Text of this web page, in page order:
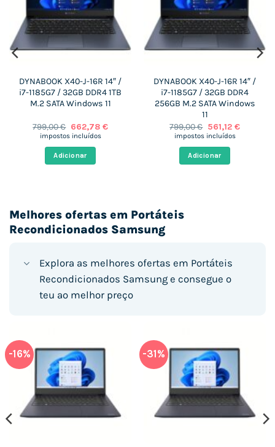
DYNABOOK X40-J-16R 14″ /
i7-1185G7 / 32GB DDR4 1TB
M.2 SATA Windows 11
799,00€ O
preço
era:
799,00 €.
662,78 €O
impostos incluídos
Adicionar
DYNABOOK X40-J-16R 14″ /
i7-1185G7 / 32GB DDR4
256GB M.2 SATA Windows
11
799,00€ O
preço
era:
799,00 €.
561,12 €O
impostos incluídos
Adicionar
Melhores ofertas em Portáteis
Recondicionados Samsung
Explora as melhores ofertas em Portáteis
Recondicionados Samsung e consegue o
teu ao melhor preço
-16% -31%